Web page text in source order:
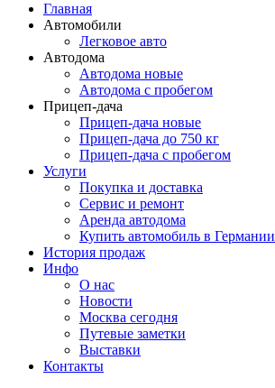
Главная
Автомобили
Легковое авто
Автодома
Автодома новые
Автодома с пробегом
Прицеп-дача
Прицеп-дача новые
Прицеп-дача до 750 кг
Прицеп-дача с пробегом
Услуги
Покупка и доставка
Сервис и ремонт
Аренда автодома
Купить автомобиль в Германии
История продаж
Инфо
О нас
Новости
Москва сегодня
Путевые заметки
Выставки
Контакты